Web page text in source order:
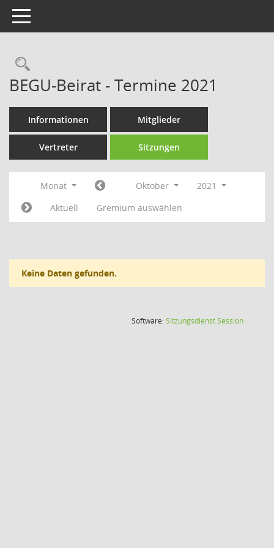
Toggle navigation
Rechercheauswahl
BEGU-Beirat - Termine 2021
Informationen Mitglieder
Vertreter Sitzungen
Monat Oktober
2021
Aktuell
Gremium auswählen
Keine Daten gefunden.
Software:SitzungsdienstSession(Wird in